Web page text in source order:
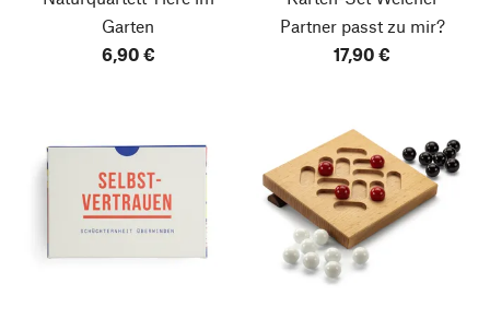
Garten
6,90 €
Partner passt zu mir?
17,90 €